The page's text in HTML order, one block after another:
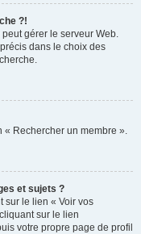
?!
gérer le serveur Web.
dans le choix des
« Rechercher un membre ».
et sujets ?
sur le lien « Voir vos
sur le lien
votre propre page de profil